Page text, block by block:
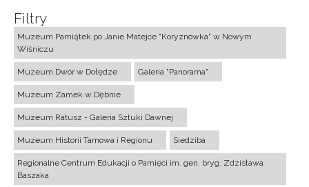
Filtry
Muzeum Pamiątek po Janie Matejce "Koryznówka" w Nowym
Wiśniczu
Muzeum Dwór w Dołędze Galeria "Panorama"
Muzeum Zamek w Dębnie
Muzeum Ratusz - Galeria Sztuki Dawnej
Muzeum Historii Tarnowa i Regionu Siedziba
Regionalne Centrum Edukacji o Pamięci im. gen. bryg. Zdzisława
Baszaka